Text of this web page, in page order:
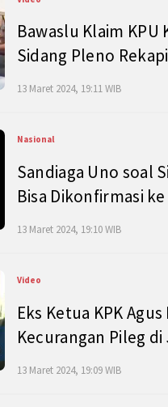
Bawaslu Klaim
Sidang Pleno
13 Maret 2024, 19:11 WIB
Nasional
Sandiaga Uno soal
Bisa Dikonfirmasi
13 Maret 2024, 19:10 WIB
Video
Eks Ketua KPK
Kecurangan Pileg
13 Maret 2024, 19:09 WIB